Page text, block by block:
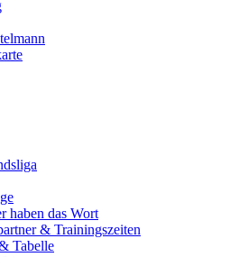
haben das Wort
& Trainingszeiten
Tabelle